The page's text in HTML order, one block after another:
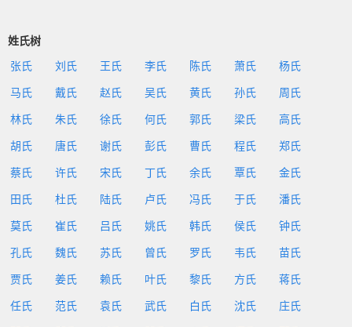
姓氏树
张氏 刘氏 王氏 李氏 陈氏 萧氏 杨氏
马氏 戴氏 赵氏 吴氏 黄氏 孙氏 周氏
林氏 朱氏 徐氏 何氏 郭氏 梁氏 高氏
胡氏 唐氏 谢氏 彭氏 曹氏 程氏 郑氏
蔡氏 许氏 宋氏 丁氏 余氏 覃氏 金氏
田氏 杜氏 陆氏 卢氏 冯氏 于氏 潘氏
莫氏 崔氏 吕氏 姚氏 韩氏 侯氏 钟氏
孔氏 魏氏 苏氏 曾氏 罗氏 韦氏 苗氏
贾氏 姜氏 赖氏 叶氏 黎氏 方氏 蒋氏
任氏 范氏 袁氏 武氏 白氏 沈氏 庄氏